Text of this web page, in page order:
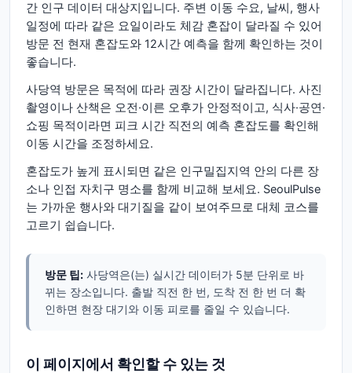
간 인구 데이터 대상지입니다. 주변 이동 수요, 날씨, 행사
일정에 따라 같은 요일이라도 체감 혼잡이 달라질 수 있어
방문 전 현재 혼잡도와 12시간 예측을 함께 확인하는 것이
좋습니다.
사당역 방문은 목적에 따라 권장 시간이 달라집니다. 사진
촬영이나 산책은 오전·이른 오후가 안정적이고, 식사·공연·
쇼핑 목적이라면 피크 시간 직전의 예측 혼잡도를 확인해
이동 시간을 조정하세요.
혼잡도가 높게 표시되면 같은 인구밀집지역 안의 다른 장
소나 인접 자치구 명소를 함께 비교해 보세요. SeoulPulse
는 가까운 행사와 대기질을 같이 보여주므로 대체 코스를
고르기 쉽습니다.
방문 팁: 사당역은(는) 실시간 데이터가 5분 단위로 바
뀌는 장소입니다. 출발 직전 한 번, 도착 전 한 번 더 확
인하면 현장 대기와 이동 피로를 줄일 수 있습니다.
이 페이지에서 확인할 수 있는 것